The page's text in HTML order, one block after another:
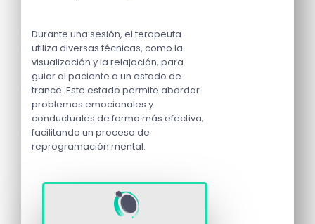
Durante una sesión, el terapeuta
utiliza diversas técnicas, como la
visualización y la relajación, para
guiar al paciente a un estado de
trance. Este estado permite abordar
problemas emocionales y
conductuales de forma más efectiva,
facilitando un proceso de
reprogramación mental.